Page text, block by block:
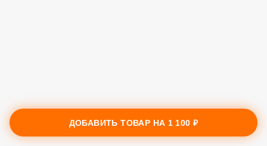
ДОБАВИТЬ ТОВАР НА 1 100 ₽